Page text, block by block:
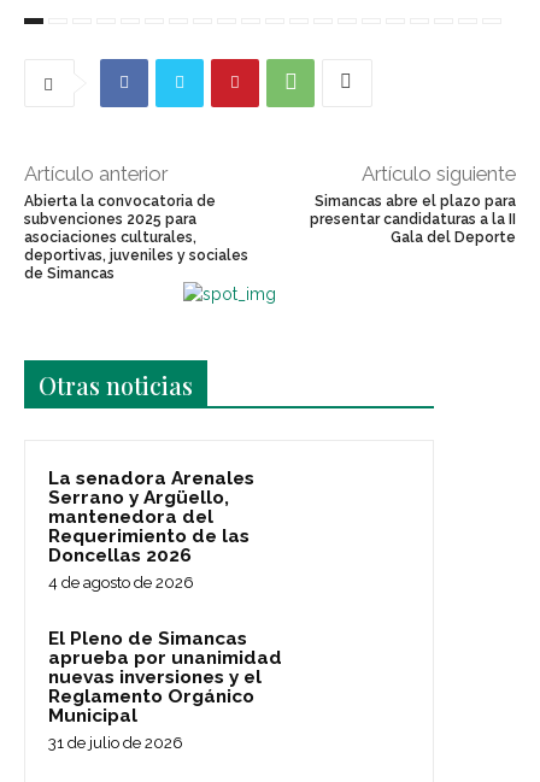
Artículo anterior
Abierta la convocatoria de
subvenciones 2025 para
asociaciones culturales,
deportivas, juveniles y sociales
de Simancas
Artículo siguiente
Simancas abre el plazo para
presentar candidaturas a la II
Gala del Deporte
Otras noticias
La senadora Arenales
Serrano y Argüello,
mantenedora del
Requerimiento de las
Doncellas 2026
4 de agosto de 2026
El Pleno de Simancas
aprueba por unanimidad
nuevas inversiones y el
Reglamento Orgánico
Municipal
31 de julio de 2026